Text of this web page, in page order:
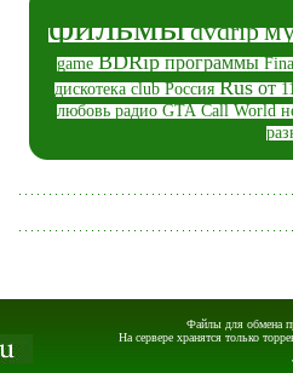
фильмыdvdrip
game BDRip программы
дискотека club Россия Rus от
любовь радио GTA Call World
Файлы для обмена
На сервере хранятся только